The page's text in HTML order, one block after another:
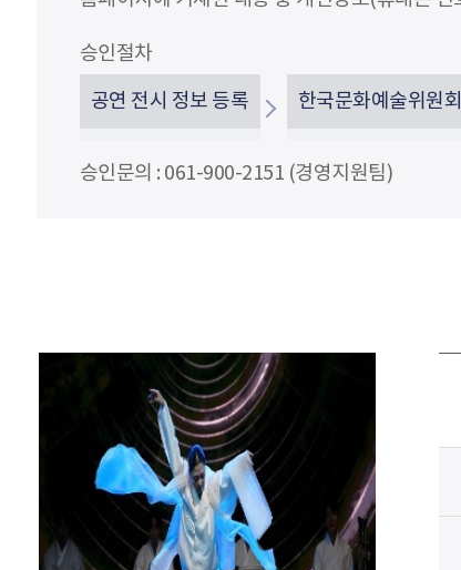
승인절차
공연 전시 정보 등록 한국문화예술위원
승인문의 : 061-900-2151 (경영지원팀)